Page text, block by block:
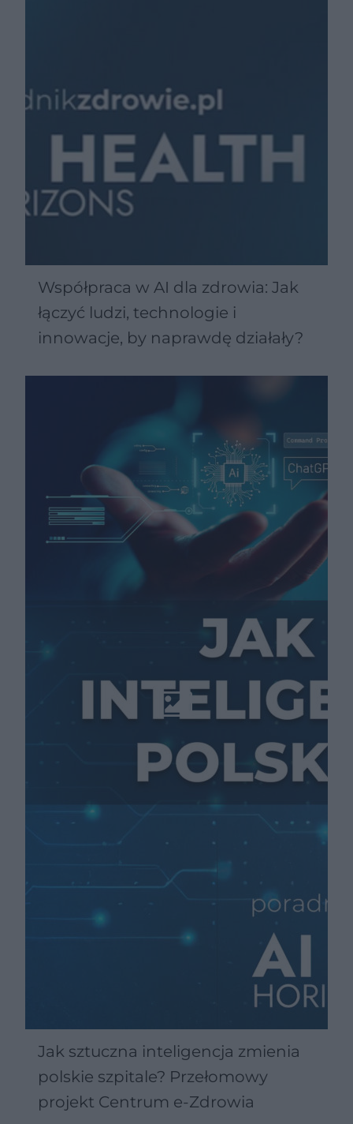
Współpraca w AI dla zdrowia: Jak
łączyć ludzi, technologie i
innowacje, by naprawdę działały?
Jak sztuczna inteligencja zmienia
polskie szpitale? Przełomowy
projekt Centrum e-Zdrowia